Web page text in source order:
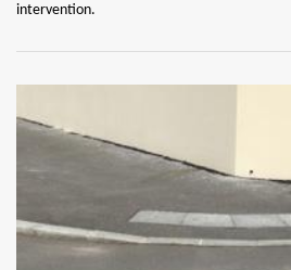
intervention.